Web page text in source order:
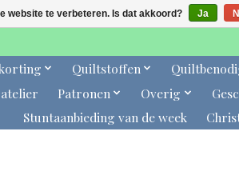
Quiltstoffen
Patronen Overig
Stuntaanbieding van de week
website te verbeteren. Is dat akkoord? Ja